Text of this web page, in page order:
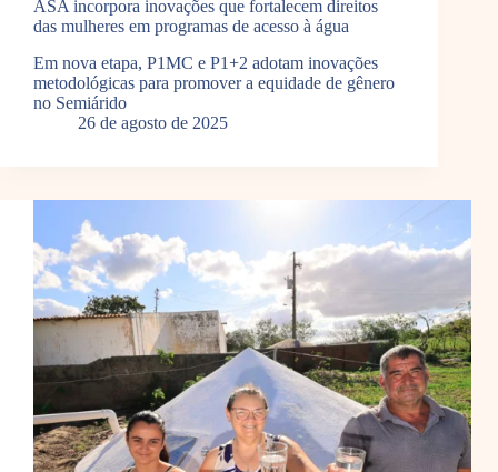
ASA incorpora inovações que fortalecem direitos
das mulheres em programas de acesso à água
Em nova etapa, P1MC e P1+2 adotam inovações
metodológicas para promover a equidade de gênero
no Semiárido
26 de agosto de 2025